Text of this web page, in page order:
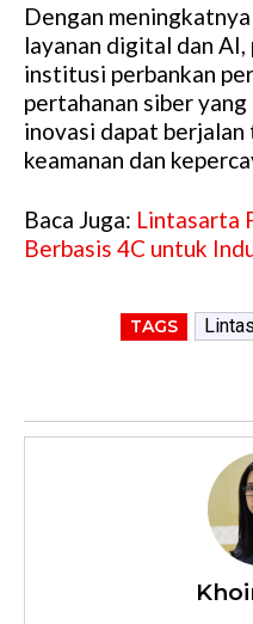
Dengan
layanan digital dan
institusi perbankan
pertahanan siber
inovasi dapat berjalan
keamanan dan
Baca Juga: Lintasarta
Berbasis 4C untuk
TAGS